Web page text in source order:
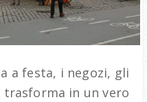
a festa, i negozi, gli
in un vero